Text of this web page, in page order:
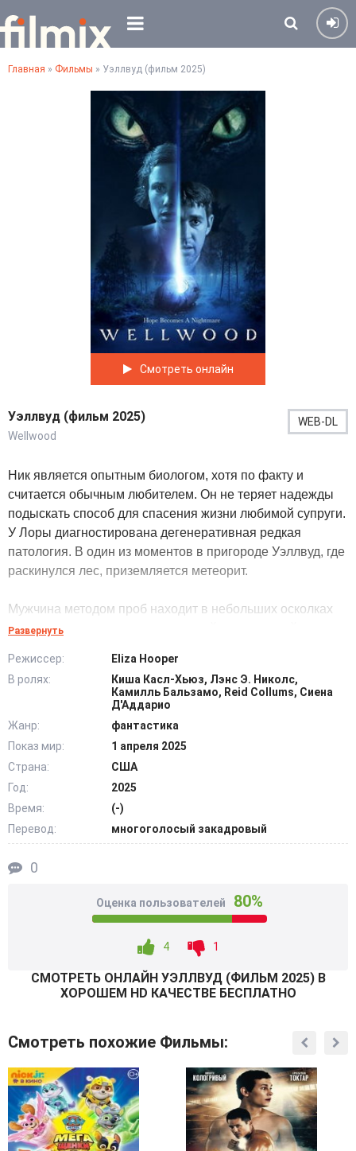
Главная » Фильмы » Уэллвуд (фильм 2025)
Смотреть онлайн
Уэллвуд (фильм 2025)
Wellwood
WEB-DL
Ник является опытным биологом, хотя по факту и
считается обычным любителем. Он не теряет надежды
подыскать способ для спасения жизни любимой супруги.
У Лоры диагностирована дегенеративная редкая
патология. В один из моментов в пригороде Уэллвуд, где
раскинулся лес, приземляется метеорит.
Мужчина методом проб находит в небольших осколках
предмета намеки на инопланетный неизвестный
ускоренных особенностях. Главный герой убежден в
том, что теперь можно будет вылечить свою
возлюбленную. Он занимается экспериментами, которые
будоражат древнюю страшную силу. @Filmix.fan
Развернуть
Режиссер:
Eliza Hooper
В ролях:
Киша Касл-Хьюз, Лэнс Э. Николс,
Камилль Бальзамо, Reid Collums, Сиена
Д'Аддарио
Жанр:
фантастика
Показ мир:
1 апреля 2025
Страна:
США
Год:
2025
Время:
(-)
Перевод:
многоголосый закадровый
0
Оценка пользователей 80%
4 1
СМОТРEТЬ ОНЛАЙН УЭЛЛВУД (ФИЛЬМ 2025) В
ХОРОШЕМ HD КАЧЕСТВЕ БЕСПЛАТНО
Смотреть похожие Фильмы: